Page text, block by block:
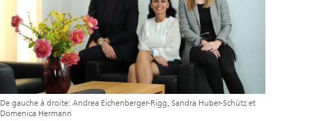
De gauche à droite: Andrea Eichenberger-Rigg, Sandra Huber-Schütz et
Domenica Hermann